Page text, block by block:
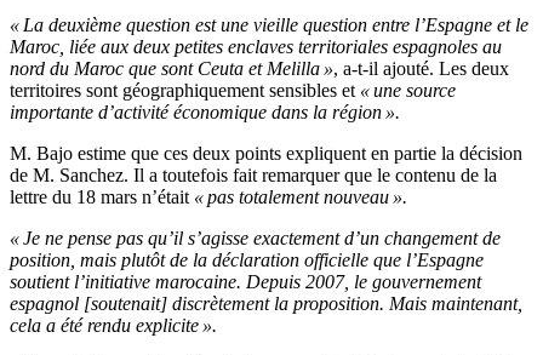
« La deuxième question est une vieille question entre l’Espagne et le
Maroc, liée aux deux petites enclaves territoriales espagnoles au
nord du Maroc que sont Ceuta et Melilla », a-t-il ajouté. Les deux
territoires sont géographiquement sensibles et « une source
importante d’activité économique dans la région ».
M. Bajo estime que ces deux points expliquent en partie la décision
de M. Sanchez. Il a toutefois fait remarquer que le contenu de la
lettre du 18 mars n’était « pas totalement nouveau ».
« Je ne pense pas qu’il s’agisse exactement d’un changement de
position, mais plutôt de la déclaration officielle que l’Espagne
soutient l’initiative marocaine. Depuis 2007, le gouvernement
espagnol [soutenait] discrètement la proposition. Mais maintenant,
cela a été rendu explicite ».